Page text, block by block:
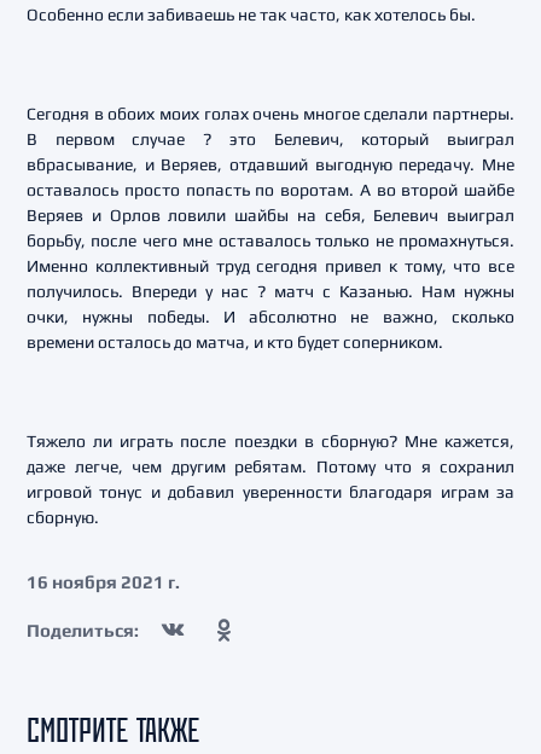
Особенно если забиваешь не так часто, как хотелось бы.
Сегодня в обоих моих голах очень многое сделали партнеры.
В первом случае ? это Белевич, который выиграл
вбрасывание, и Веряев, отдавший выгодную передачу. Мне
оставалось просто попасть по воротам. А во второй шайбе
Веряев и Орлов ловили шайбы на себя, Белевич выиграл
борьбу, после чего мне оставалось только не промахнуться.
Именно коллективный труд сегодня привел к тому, что все
получилось. Впереди у нас ? матч с Казанью. Нам нужны
очки, нужны победы. И абсолютно не важно, сколько
времени осталось до матча, и кто будет соперником.
Тяжело ли играть после поездки в сборную? Мне кажется,
даже легче, чем другим ребятам. Потому что я сохранил
игровой тонус и добавил уверенности благодаря играм за
сборную.
16 ноября 2021 г.
Поделиться:
СМОТРИТЕ ТАКЖЕ